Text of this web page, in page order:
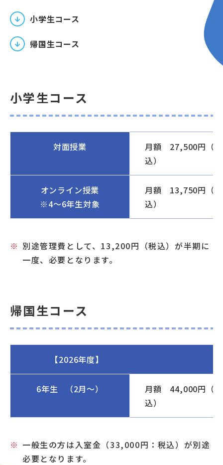
マイページログイン
小学生コース
帰国生コース
小学生コース
対面授業
月額 27,500円（税
込）
オンライン授業
※4～6年生対象
月額 13,750円（税
込）
別途管理費として、13,200円（税込）が半期に
一度、必要となります。
帰国生コース
【2026年度】
6年生 （2月～）
月額 44,000円（税
込）
一般生の方は入室金（33,000円：税込）が別途
必要となります。